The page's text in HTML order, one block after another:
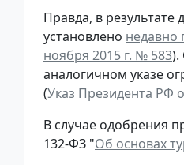
Правда, в результате
установлено недавно
ноября 2015 г. № 583).
аналогичном указе
(Указ Президента РФ
В случае одобрения
132-ФЗ "Об основах